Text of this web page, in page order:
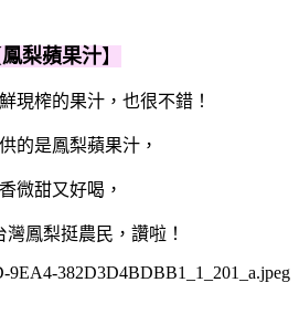
鳳梨蘋果汁】
現榨的果汁，也很不錯！
的是鳳梨蘋果汁，
微甜又好喝，
灣鳳梨挺農民，讚啦！